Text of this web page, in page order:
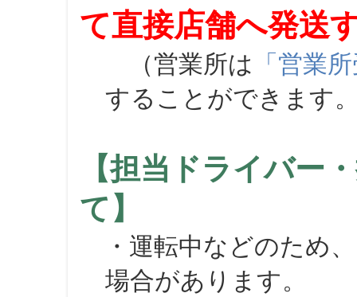
て直接店舗へ発送
（営業所は 「営業
することができます
【担当ドライバー
て】
・運転中などのため
場合があります。